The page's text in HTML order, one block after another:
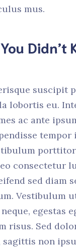
mus.
Didn’t
suscipit
lobortis eu.
ac ante
tempor
consectetur
sed diam
Vestibulum
egestas
risus. Sed
sagittis non